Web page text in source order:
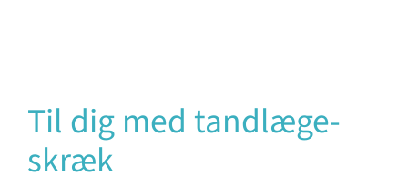
Til dig med tandlæge­
skræk